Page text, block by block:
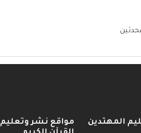
المهتدين
مواقع نشر وتعليم